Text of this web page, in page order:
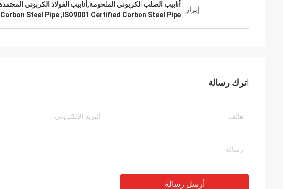
إبراز
أنابيب الصلب الكربوني الملحومة,أنابيب الفولاذ الكربوني المعتمدة ISO9001,أنابيب الصلب الكربوني غير الملحومة
ISO9001 Certified Carbon Steel Pipe
,
Steel Pipe
اترك رسالة
أرسل رسالة